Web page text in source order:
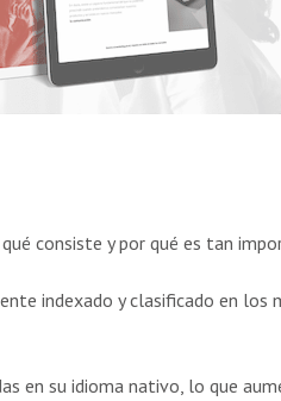
consiste y por qué es tan
indexado y clasificado en los
en su idioma nativo, lo que